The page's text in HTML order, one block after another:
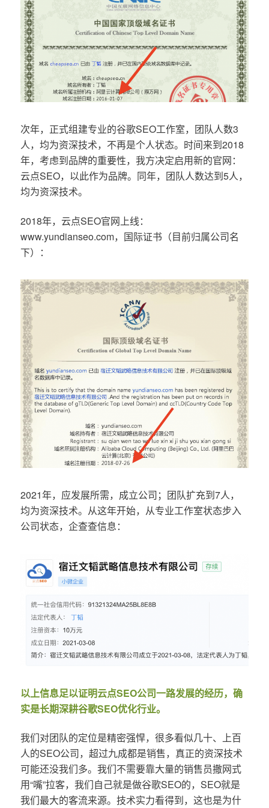
次年，正式组建专业的谷歌SEO工作室，团队人数3
人，均为资深技术，不再是个人状态。时间来到2018
年，考虑到品牌的重要性，我方决定启用新的官网：
云点SEO，以此作为品牌。同年，团队人数达到5人，
均为资深技术。
2018年，云点SEO官网上线：
www.yundianseo.com，国际证书（目前归属公司名
下）：
2021年，应发展所需，成立公司；团队扩充到7人，
均为资深技术。从这年开始，从专业工作室状态步入
公司状态，企查查信息：
以上信息足以证明云点SEO公司一路发展的经历，确
实是长期深耕谷歌SEO优化行业。
我们对团队的定位是精密强悍，很多看似几十、上百
人的SEO公司，超过九成都是销售，真正的资深技术
可能还没我们多。我们不需要靠大量的销售员撒网式
用“嘴”拉客，我们自己就是做谷歌SEO的，SEO就是
我们最大的客流来源。技术实力看得到，这也是为什